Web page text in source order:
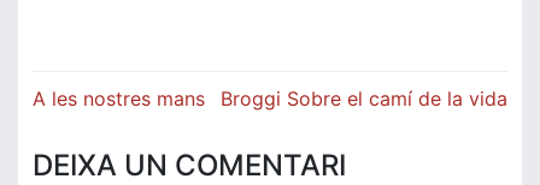
Navegació
A les nostres mans Broggi Sobre el camí de la vida
DEIXA UN COMENTARI